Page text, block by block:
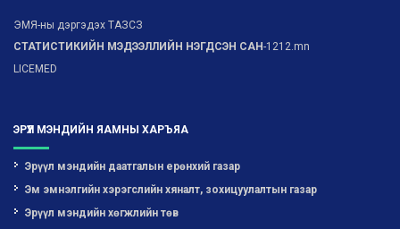
ЭМЯ-ны дэргэдэх ТАЗСЗ
СТАТИСТИКИЙН МЭДЭЭЛЛИЙН НЭГДСЭН САН-1212.mn
LICEMED
ЭРҮҮЛ МЭНДИЙН ЯАМНЫ ХАРЪЯА
Эрүүл мэндийн даатгалын ерөнхий газар
Эм эмнэлгийн хэрэгслийн хяналт, зохицуулалтын газар
Эрүүл мэндийн хөгжлийн төв